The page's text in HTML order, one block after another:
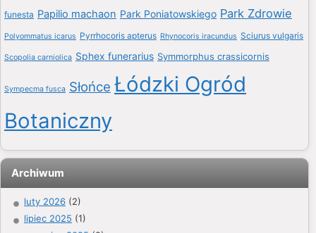
funesta Papilio machaon Park Poniatowskiego Park Zdrowie
Polyommatus icarus Pyrrhocoris apterus Rhynocoris iracundus Sciurus vulgaris
Scopolia carniolica Sphex funerarius Symmorphus crassicornis
Sympecma fusca Słońce Łódzki Ogród
Botaniczny
Archiwum
luty 2026 (2)
lipiec 2025 (1)